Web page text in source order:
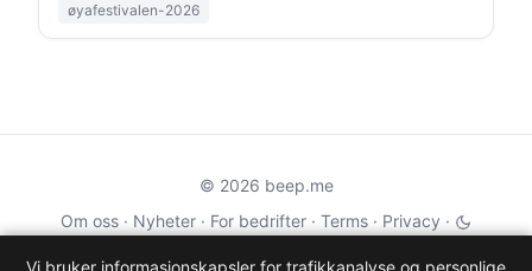
øyafestivalen-2026
© 2026 beep.me
Om oss · Nyheter · For bedrifter · Terms · Privacy ·
·Wikidata·OMDb
Vi bruker informasjonskapsler for trafikkanalyse og personlige